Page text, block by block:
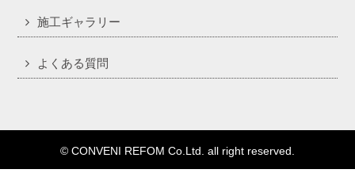
施工ギャラリー
よくある質問
© CONVENI REFOM Co.Ltd. all right reserved.